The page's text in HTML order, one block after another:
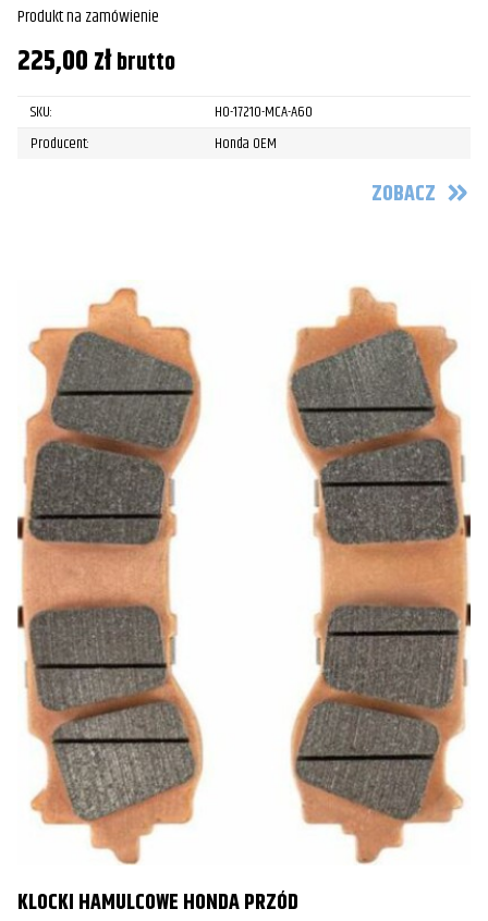
Produkt na zamówienie
225,00złbrutto
SKU:
HO-17210-MCA-A60
Producent:
Honda OEM
ZOBACZ
KLOCKI HAMULCOWE HONDA PRZÓD